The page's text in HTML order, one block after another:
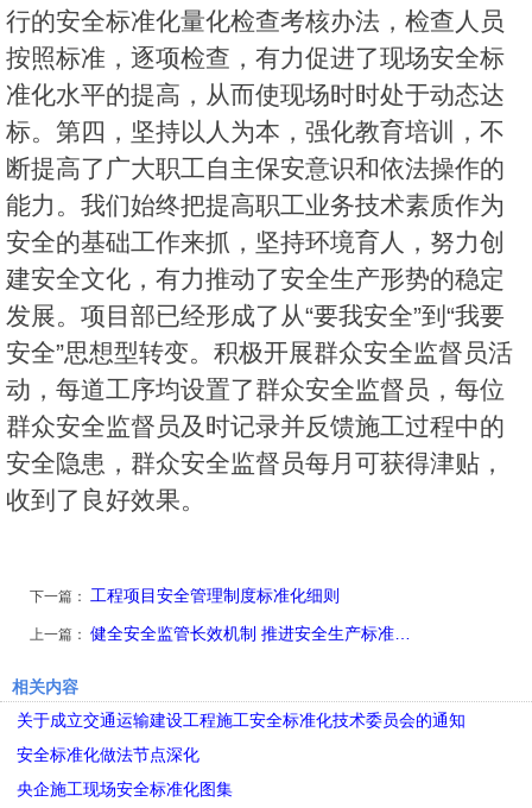
行的安全标准化量化检查考核办法，检查人员
按照标准，逐项检查，有力促进了现场安全标
准化水平的提高，从而使现场时时处于动态达
标。第四，坚持以人为本，强化教育培训，不
断提高了广大职工自主保安意识和依法操作的
能力。我们始终把提高职工业务技术素质作为
安全的基础工作来抓，坚持环境育人，努力创
建安全文化，有力推动了安全生产形势的稳定
发展。项目部已经形成了从“要我安全”到“我要
安全”思想型转变。积极开展群众安全监督员活
动，每道工序均设置了群众安全监督员，每位
群众安全监督员及时记录并反馈施工过程中的
安全隐患，群众安全监督员每月可获得津贴，
收到了良好效果。
下一篇： 工程项目安全管理制度标准化细则
上一篇： 健全安全监管长效机制 推进安全生产标准…
相关内容
关于成立交通运输建设工程施工安全标准化技术委员会的通知
安全标准化做法节点深化
央企施工现场安全标准化图集